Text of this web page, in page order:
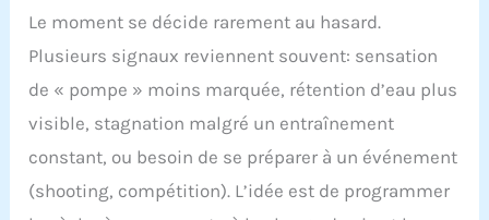
Le moment se décide rarement au hasard.
Plusieurs signaux reviennent souvent: sensation
de « pompe » moins marquée, rétention d’eau plus
visible, stagnation malgré un entraînement
constant, ou besoin de se préparer à un événement
(shooting, compétition). L’idée est de programmer